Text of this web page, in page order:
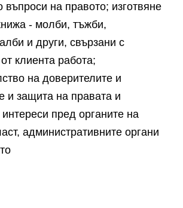
на правото; изготвяне
- молби, тъжби,
и други, свързани с
клиента работа;
на доверителите и
и защита на правата и
пред органите на
административните органи